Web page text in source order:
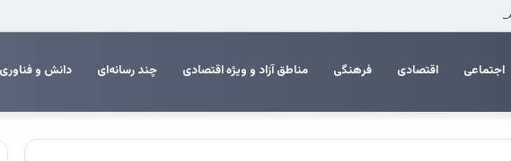
شرکت فولاد خوزستان به مناسبت روز خبرنگار
اجتماعی اقتصادی فرهنگی مناطق آزاد و ویژه اقتصادی چند رسانه‌ای دانش و فناوری